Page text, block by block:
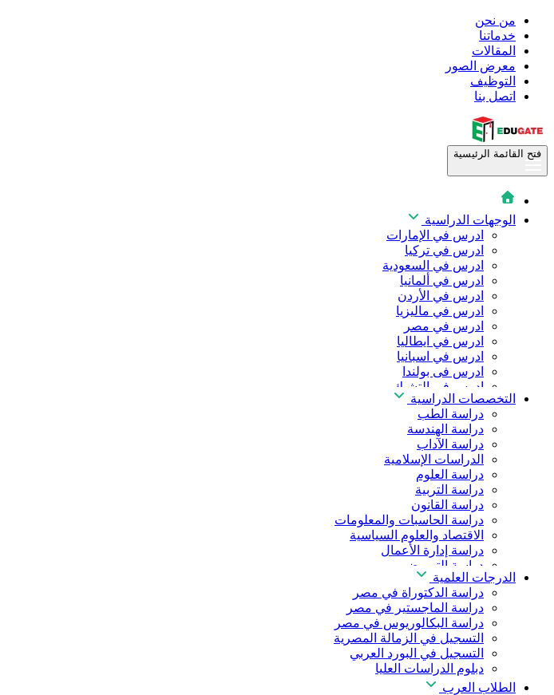
من نحن
خدماتنا
المقالات
معرض الصور
التوظيف
اتصل بنا
فتح القائمة الرئيسية
الوجهات الدراسية
ادرس في الإمارات
ادرس في تركيا
ادرس في السعودية
ادرس في ألمانيا
ادرس في الأردن
ادرس في ماليزيا
ادرس في مصر
ادرس في ايطاليا
ادرس في اسبانيا
ادرس فى بولندا
ادرس فى التشيك
ادرس في المجر
ادرس في الصين
التخصصات الدراسية
دراسة الطب
دراسة الهندسة
دراسة الآداب
الدراسات الإسلامية
دراسة العلوم
دراسة التربية
دراسة القانون
دراسة الحاسبات والمعلومات
الاقتصاد والعلوم السياسية
دراسة إدارة الأعمال
دراسة التمريض
دراسة طب الأسنان
دراسة الصيدلة
دراسة العلوم الصحية
دراسة العلاج الطبيعي
دراسة الذكاء الاصطناعي
دراسة الأمن السيبراني
الدرجات العلمية
دراسة الدكتوراة في مصر
دراسة الماجستير في مصر
دراسة البكالوريوس في مصر
التسجيل في الزمالة المصرية
التسجيل في البورد العربي
دبلوم الدراسات العليا
الطلاب العرب